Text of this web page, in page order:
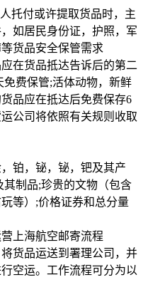
托付或许提取货品时，主
如居民身份证，护照，军
货品安全保管需求
在货品抵达告诉后的第二
费保管;活体动物，新鲜
品应在抵达后免费保存6
公司将依照有关规则收取
铂，铋，铋，钯及其产
制品;珍贵的文物（包含
等）;价格证券和总分量
上海航空邮寄流程
货品运送到署理公司，并
空运。工作流程可分为以